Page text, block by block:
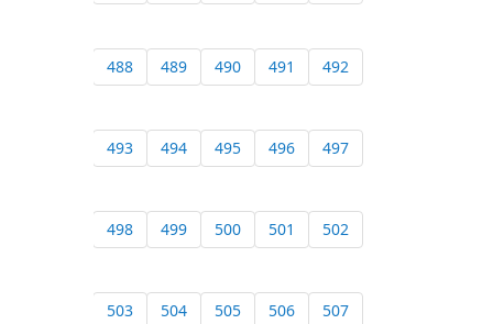
488 489 490 491 492
493 494 495 496 497
498 499 500 501 502
503 504 505 506 507